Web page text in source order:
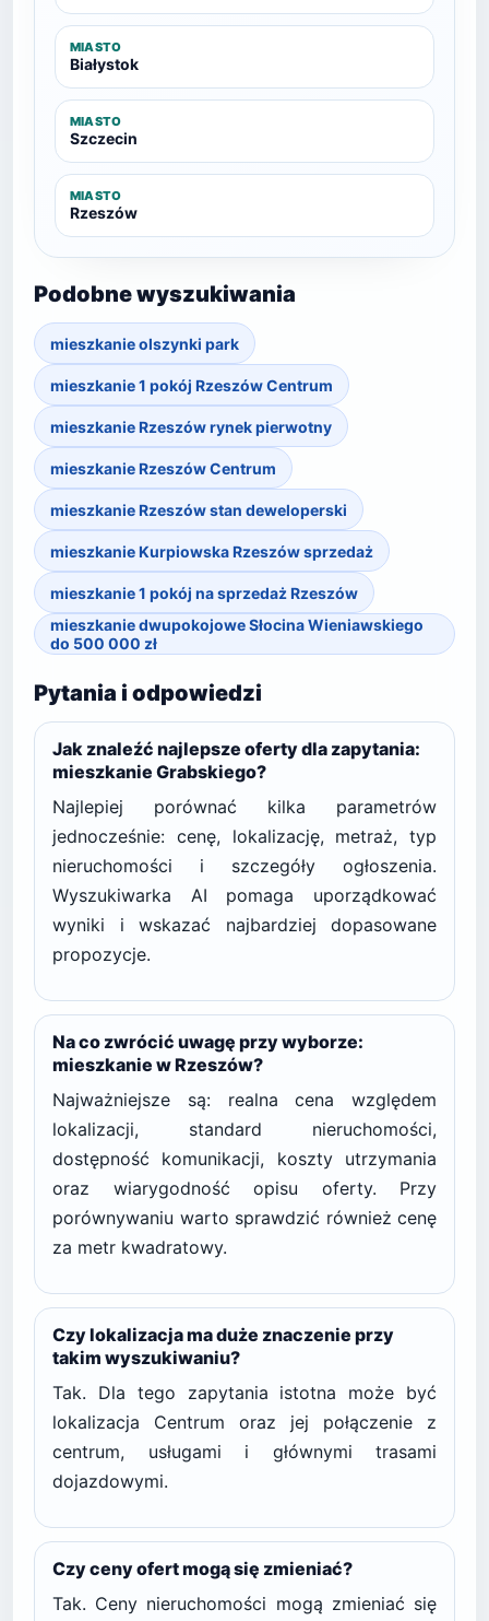
MIASTO
Białystok
MIASTO
Szczecin
MIASTO
Rzeszów
Podobne wyszukiwania
mieszkanie olszynki park
mieszkanie 1 pokój Rzeszów Centrum
mieszkanie Rzeszów rynek pierwotny
mieszkanie Rzeszów Centrum
mieszkanie Rzeszów stan deweloperski
mieszkanie Kurpiowska Rzeszów sprzedaż
mieszkanie 1 pokój na sprzedaż Rzeszów
mieszkanie dwupokojowe Słocina Wieniawskiego
do 500 000 zł
Pytania i odpowiedzi
Jak znaleźć najlepsze oferty dla zapytania:
mieszkanie Grabskiego?
Najlepiej porównać kilka parametrów
jednocześnie: cenę, lokalizację, metraż, typ
nieruchomości i szczegóły ogłoszenia.
Wyszukiwarka AI pomaga uporządkować
wyniki i wskazać najbardziej dopasowane
propozycje.
Na co zwrócić uwagę przy wyborze:
mieszkanie w Rzeszów?
Najważniejsze są: realna cena względem
lokalizacji, standard nieruchomości,
dostępność komunikacji, koszty utrzymania
oraz wiarygodność opisu oferty. Przy
porównywaniu warto sprawdzić również cenę
za metr kwadratowy.
Czy lokalizacja ma duże znaczenie przy
takim wyszukiwaniu?
Tak. Dla tego zapytania istotna może być
lokalizacja Centrum oraz jej połączenie z
centrum, usługami i głównymi trasami
dojazdowymi.
Czy ceny ofert mogą się zmieniać?
Tak. Ceny nieruchomości mogą zmieniać się